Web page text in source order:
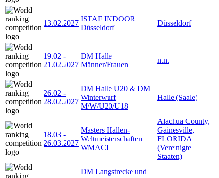
13.02.2027
ISTAF INDOOR
Düsseldorf
Düsseldorf
19.02 -
21.02.2027
DM Halle
Männer/Frauen
n.n.
26.02 -
28.02.2027
DM Halle U20 & DM
Winterwurf
M/W/U20/U18
Halle (Saale)
18.03 -
26.03.2027
Masters Hallen-
Weltmeisterschaften
WMACI
Alachua County,
Gainesville,
FLORIDA
(Vereinigte
Staaten)
DM Langstrecke und